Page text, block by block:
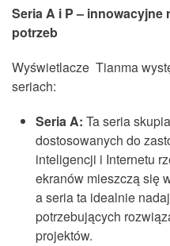
Seria A i P – innowacyjne
potrzeb
Wyświetlacze Tianma
seriach:
Seria A: Ta seria
dostosowanych do
inteligencji i Internetu
ekranów mieszczą się
a seria ta idealnie
potrzebujących
projektów.